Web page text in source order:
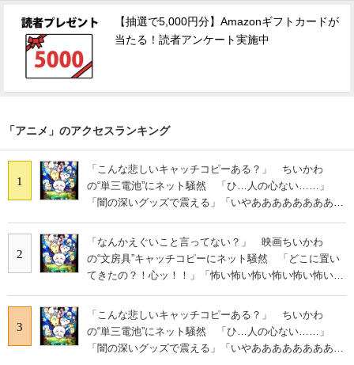
【抽選で5,000円分】Amazonギフトカードが
当たる！読者アンケート実施中
「アニメ」のアクセスランキング
1
「こんな悲しいキャッチコピーある？」 ちいかわ
の“単三電池”にネット騒然 「ひ…人の心ない……」
「闇の深いグッズで震える」「いやあああああああああ
2
「なんかえぐいこと言ってない？」 映画ちいかわ
の“文房具”キャッチコピーにネット騒然 「どこに置い
てきたの？！心ッ！！」「怖い怖い怖い怖い怖い怖い怖
3
「こんな悲しいキャッチコピーある？」 ちいかわ
の“単三電池”にネット騒然 「ひ…人の心ない……」
「闇の深いグッズで震える」「いやあああああああああ